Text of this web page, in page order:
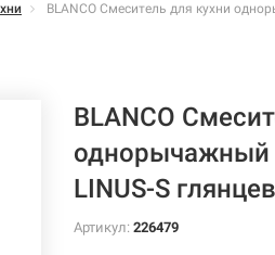
BLANCO Смеситель для кухни
BLANCO
LINUS-S
Артикул: 226479